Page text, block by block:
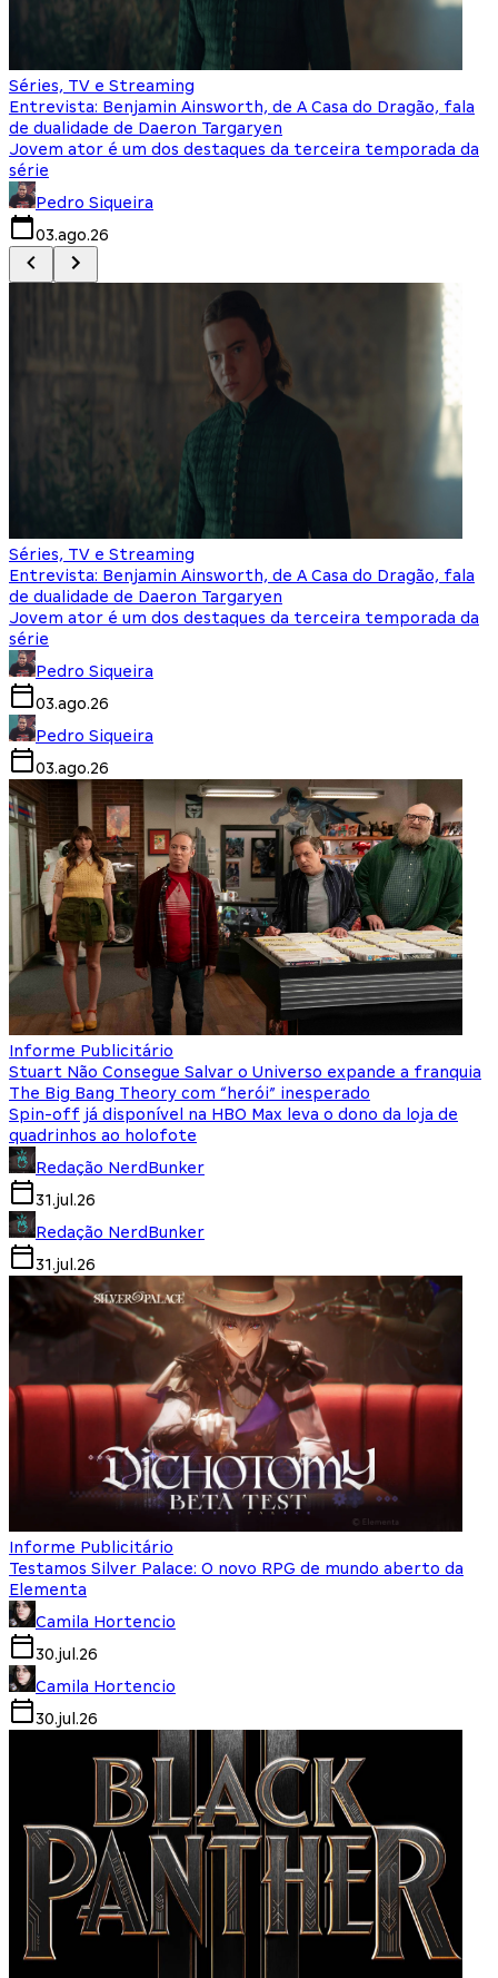
Séries, TV e Streaming
Entrevista: Benjamin Ainsworth, de A Casa do Dragão, fala
de dualidade de Daeron Targaryen
Jovem ator é um dos destaques da terceira temporada da
série
Pedro Siqueira
03.ago.26
Séries, TV e Streaming
Entrevista: Benjamin Ainsworth, de A Casa do Dragão, fala
de dualidade de Daeron Targaryen
Jovem ator é um dos destaques da terceira temporada da
série
Pedro Siqueira
03.ago.26
Pedro Siqueira
03.ago.26
Informe Publicitário
Stuart Não Consegue Salvar o Universo expande a franquia
The Big Bang Theory com “herói” inesperado
Spin-off já disponível na HBO Max leva o dono da loja de
quadrinhos ao holofote
Redação NerdBunker
31.jul.26
Redação NerdBunker
31.jul.26
Informe Publicitário
Testamos Silver Palace: O novo RPG de mundo aberto da
Elementa
Camila Hortencio
30.jul.26
Camila Hortencio
30.jul.26